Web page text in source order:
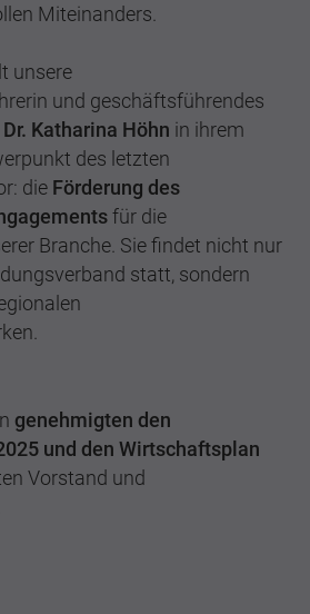
Miteinanders.
unsere
und geschäftsführendes
Dr. Katharina Höhn in ihrem
des letzten
die Förderung des
für die
Branche. Sie findet nicht nur
statt, sondern
genehmigten den
und den Wirtschaftsplan
Vorstand und